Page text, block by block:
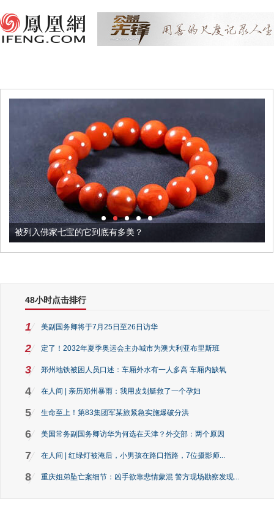
被列入佛家七宝的它到底有多美？
48小时点击排行
1 美副国务卿将于7月25日至26日访华
2 定了！2032年夏季奥运会主办城市为澳大利亚布里斯班
3 郑州地铁被困人员口述：车厢外水有一人多高 车厢内缺氧
4 在人间 | 亲历郑州暴雨：我用皮划艇救了一个孕妇
5 生命至上！第83集团军某旅紧急实施爆破分洪
6 美国常务副国务卿访华为何选在天津？外交部：两个原因
7 在人间 | 红绿灯被淹后，小男孩在路口指路，7位摄影师...
8 重庆姐弟坠亡案细节：凶手欲靠悲情蒙混 警方现场勘察发现...